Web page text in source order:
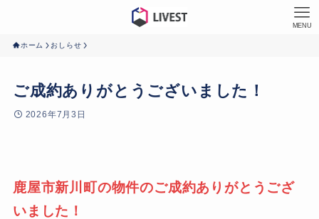
MENU
ホーム おしらせ
ご成約ありがとうございました！
2026年7月3日
鹿屋市新川町の物件のご成約ありがとうござ
いました！